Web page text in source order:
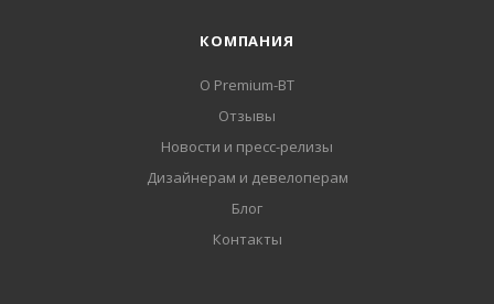
КОМПАНИЯ
О Premium-BT
Отзывы
Новости и пресс-релизы
Дизайнерам и девелоперам
Блог
Контакты